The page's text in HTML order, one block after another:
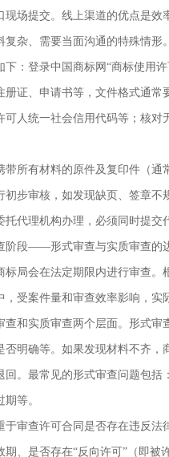
现场提交。线上渠道的优点是效
杂、需要当面沟通的特殊情形。
下：登录中国商标网“商标使用
册证、申请书等，文件格式通
可人统一社会信用代码等；核
带所有材料的原件及复印件（
初步审核，如发现缺页、签章
托代理机构办理，必须同时提交
阶段——形式审查与实质审查的
标局会在法定期限内进行审查
受案件量和审查效率影响，实
查和实质审查两个层面。形式
否明确等。如果发现材料不齐
回。最常见的形式审查问题包
等。
于审查许可合同是否存在违反
期、是否存在“反向许可”（即